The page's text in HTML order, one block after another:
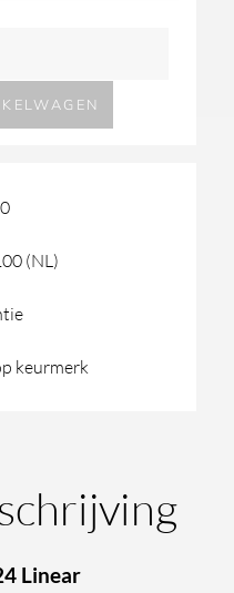
(NL)
keurmerk
Linear